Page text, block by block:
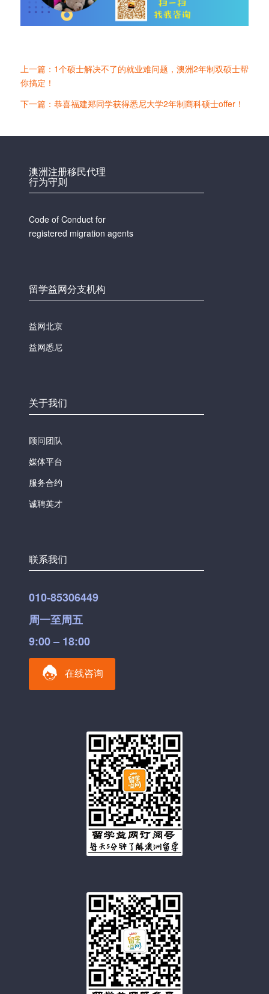
上一篇：1个硕士解决不了的就业难问题，澳洲2年制双硕士帮
你搞定！
下一篇：恭喜福建郑同学获得悉尼大学2年制商科硕士offer！
澳洲注册移民代理
行为守则
Code of Conduct for
registered migration agents
留学益网分支机构
益网北京
益网悉尼
关于我们
顾问团队
媒体平台
服务合约
诚聘英才
联系我们
010-85306449
周一至周五
9:00 – 18:00
在线咨询